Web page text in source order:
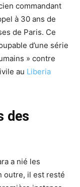
commandant
à 30 ans de
de Paris. Ce
d’une série
» contre
au Liberia
des
a nié les
outre, il est resté